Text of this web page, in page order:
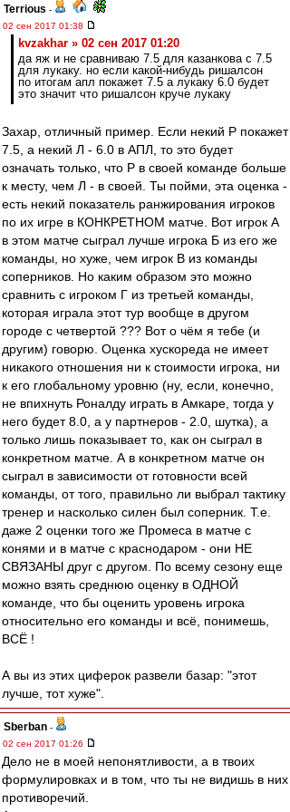
Terrious -
02 сен 2017 01:38
kvzakhar » 02 сен 2017 01:20
да яж и не сравниваю 7.5 для казанкова с 7.5
для лукаку. но если какой-нибудь ришалсон
по итогам апл покажет 7.5 а лукаку 6.0 будет
это значит что ришалсон круче лукаку
Захар, отличный пример. Если некий Р покажет
7.5, а некий Л - 6.0 в АПЛ, то это будет
означать только, что Р в своей команде больше
к месту, чем Л - в своей. Ты пойми, эта оценка -
есть некий показатель ранжирования игроков
по их игре в КОНКРЕТНОМ матче. Вот игрок А
в этом матче сыграл лучше игрока Б из его же
команды, но хуже, чем игрок В из команды
соперников. Но каким образом это можно
сравнить с игроком Г из третьей команды,
которая играла этот тур вообще в другом
городе с четвертой ??? Вот о чём я тебе (и
другим) говорю. Оценка хускореда не имеет
никакого отношения ни к стоимости игрока, ни
к его глобальному уровню (ну, если, конечно,
не впихнуть Роналду играть в Амкаре, тогда у
него будет 8.0, а у партнеров - 2.0, шутка), а
только лишь показывает то, как он сыграл в
конкретном матче. А в конкретном матче он
сыграл в зависимости от готовности всей
команды, от того, правильно ли выбрал тактику
тренер и насколько силен был соперник. Т.е.
даже 2 оценки того же Промеса в матче с
конями и в матче с краснодаром - они НЕ
СВЯЗАНЫ друг с другом. По всему сезону еще
можно взять среднюю оценку в ОДНОЙ
команде, что бы оценить уровень игрока
относительно его команды и всё, понимешь,
ВСЁ !
А вы из этих циферок развели базар: "этот
лучше, тот хуже".
Sberban -
02 сен 2017 01:26
Дело не в моей непонятливости, а в твоих
формулировках и в том, что ты не видишь в них
противоречий.